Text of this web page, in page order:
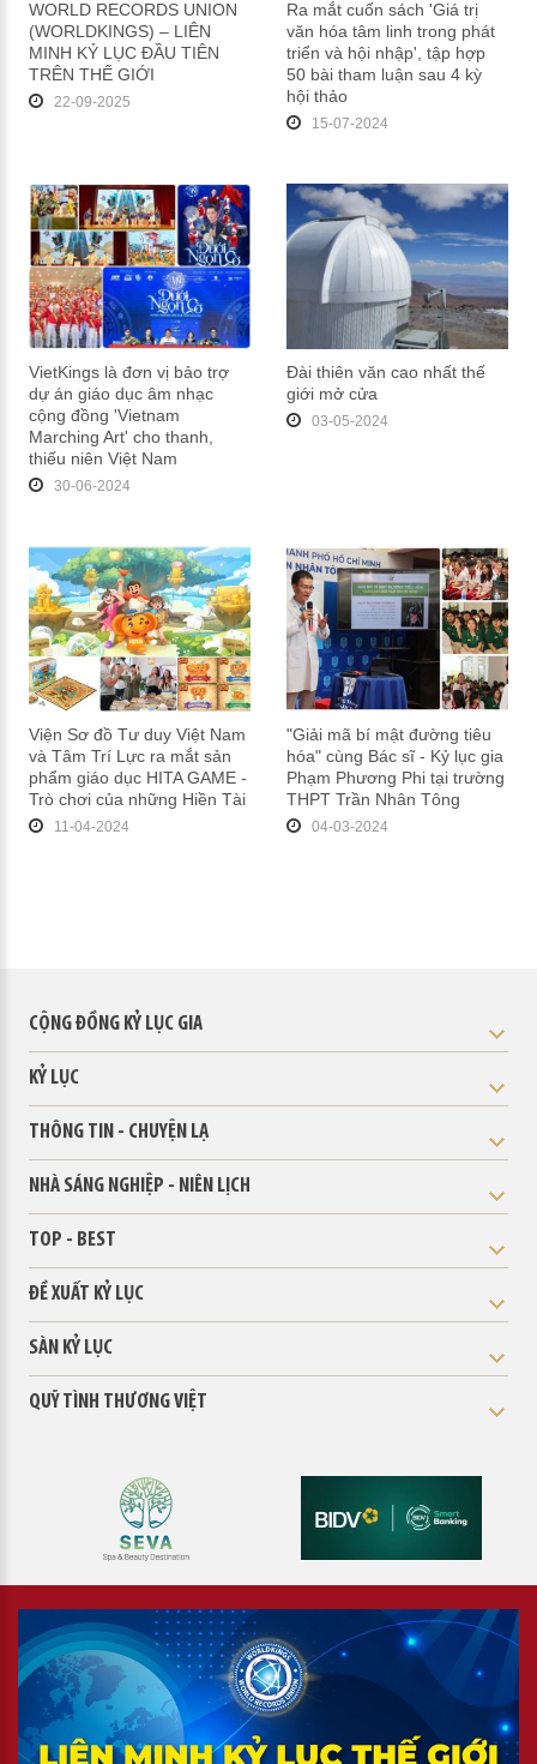
WORLD RECORDS UNION
(WORLDKINGS) – LIÊN
MINH KỶ LỤC ĐẦU TIÊN
TRÊN THẾ GIỚI
22-09-2025
Ra mắt cuốn sách 'Giá trị
văn hóa tâm linh trong phát
triển và hội nhập', tập hợp
50 bài tham luận sau 4 kỳ
hội thảo
15-07-2024
VietKings là đơn vị bảo trợ
dự án giáo dục âm nhạc
cộng đồng 'Vietnam
Marching Art' cho thanh,
thiếu niên Việt Nam
30-06-2024
Đài thiên văn cao nhất thế
giới mở cửa
03-05-2024
Viện Sơ đồ Tư duy Việt Nam
và Tâm Trí Lực ra mắt sản
phẩm giáo dục HITA GAME -
Trò chơi của những Hiền Tài
11-04-2024
"Giải mã bí mật đường tiêu
hóa" cùng Bác sĩ - Kỷ lục gia
Phạm Phương Phi tại trường
THPT Trần Nhân Tông
04-03-2024
CỘNG ĐỒNG KỶ LỤC GIA
KỶ LỤC
THÔNG TIN - CHUYỆN LẠ
NHÀ SÁNG NGHIỆP - NIÊN LỊCH
TOP - BEST
ĐỀ XUẤT KỶ LỤC
SÀN KỶ LỤC
QUỸ TÌNH THƯƠNG VIỆT